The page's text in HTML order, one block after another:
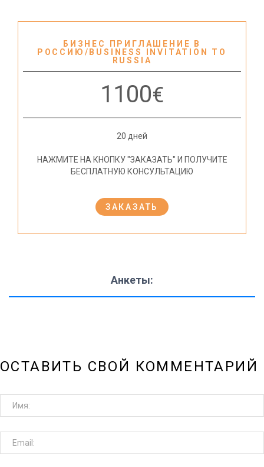
БИЗНЕС ПРИГЛАШЕНИЕ В
РОССИЮ/BUSINESS INVITATION TO
RUSSIA
1100€
20 дней
НАЖМИТЕ НА КНОПКУ "ЗАКАЗАТЬ" И ПОЛУЧИТЕ
БЕСПЛАТНУЮ КОНСУЛЬТАЦИЮ
ЗАКАЗАТЬ
Анкеты:
ОСТАВИТЬ СВОЙ КОММЕНТАРИЙ